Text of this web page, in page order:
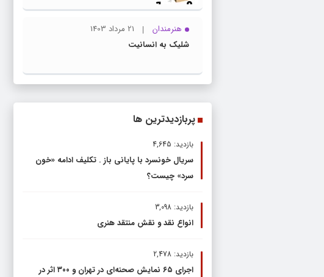
را
هنرمندان
21 مرداد 1403
شلیک به انسانیت
پربازدیدترین ها
بازدید: 4,645
سریال خونسرد با پایانی باز . تکلیف ادامه «خون
سرد» چیست؟
بازدید: 3,098
انواع نقد و نقش منتقد هنری
بازدید: 2,478
اجرای ۶۵ نمایش صحنه‌ای در تهران و ۳۰۰ اثر در